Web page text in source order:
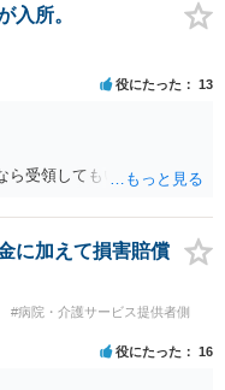
入所。
役にたった 13
ら受領してもいいですよ。
に加えて損害賠償
#病院・介護サービス提供者側
役にたった 16